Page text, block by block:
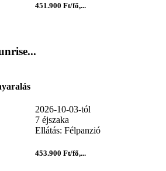
451.900 Ft/fő,...
2026-10-03-tól
7 éjszaka
Ellátás: Félpanzió
453.900 Ft/fő,...